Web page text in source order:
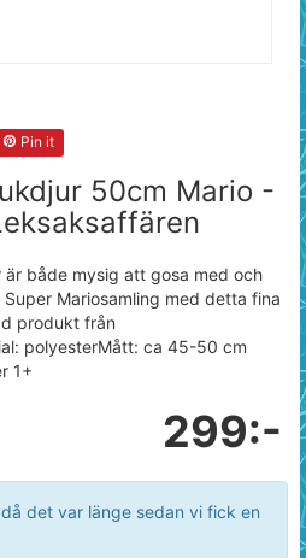
Pin it
50cm Mario -
är både mysig att gosa med och
Mariosamling med detta fina
produkt från
polyesterMått: ca 45-50 cm
1+
299:-
det var länge sedan vi fick en